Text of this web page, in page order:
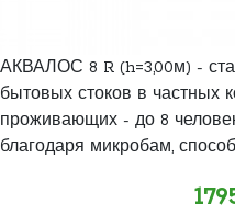
АКВАЛОС 8 R (h=3,00м) -
бытовых стоков в частных
проживающих - до 8
благодаря микробам,